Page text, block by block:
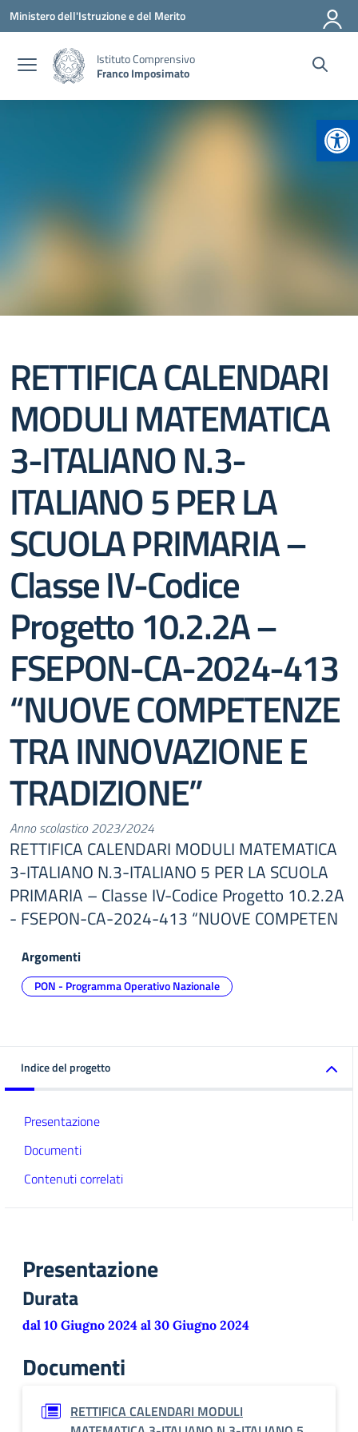
Vai ai contenuti
Vai al menu di navigazione
Vai al footer
Ministero dell'Istruzione e del Merito
Istituto Comprensivo
Franco Imposimato
RETTIFICA CALENDARI
MODULI MATEMATICA
3-ITALIANO N.3-
ITALIANO 5 PER LA
SCUOLA PRIMARIA –
Classe IV-Codice
Progetto 10.2.2A –
FSEPON-CA-2024-413
“NUOVE COMPETENZE
TRA INNOVAZIONE E
TRADIZIONE”
Anno scolastico 2023/2024
RETTIFICA CALENDARI MODULI MATEMATICA
3-ITALIANO N.3-ITALIANO 5 PER LA SCUOLA
PRIMARIA – Classe IV-Codice Progetto 10.2.2A
- FSEPON-CA-2024-413 “NUOVE COMPETEN
Argomenti
PON - Programma Operativo Nazionale
Indice del progetto
Presentazione
Documenti
Contenuti correlati
Presentazione
Durata
dal 10 Giugno 2024 al 30 Giugno 2024
Documenti
RETTIFICA CALENDARI MODULI